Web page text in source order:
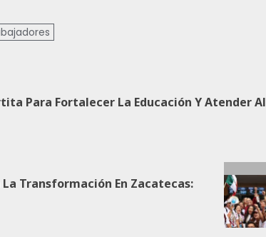
Para Fortalecer La Educación Y Atender Al
La Transformación En Zacatecas: